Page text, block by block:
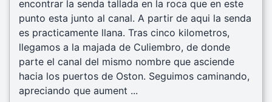
encontrar la senda tallada en la roca que en este
punto esta junto al canal. A partir de aqui la senda
es practicamente llana. Tras cinco kilometros,
llegamos a la majada de Culiembro, de donde
parte el canal del mismo nombre que asciende
hacia los puertos de Oston. Seguimos caminando,
apreciando que aument ...